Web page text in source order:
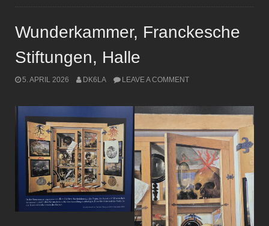
Wunderkammer, Franckesche
Stiftungen, Halle
5. APRIL 2026 DK6LA LEAVE A COMMENT